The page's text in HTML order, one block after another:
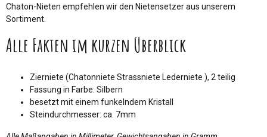
Chaton-Nieten empfehlen wir den Nietensetzer aus unserem
Sortiment.
Alle Fakten im kurzen Überblick
Zierniete (Chatonniete Strassniete Lederniete ), 2 teilig
Fassung in Farbe: Silbern
besetzt mit einem funkelndem Kristall
Steindurchmesser: ca. 7mm